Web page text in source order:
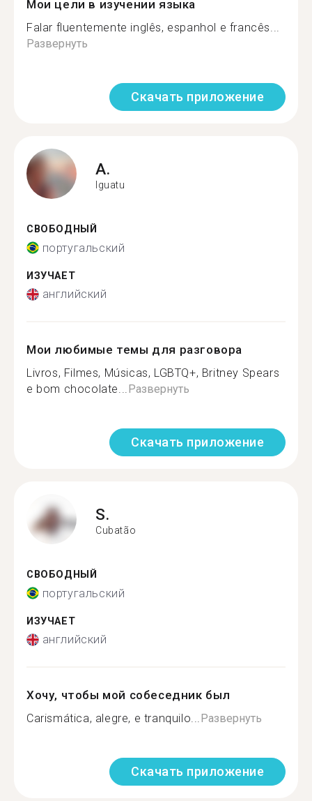
Мои цели в изучении языка
Falar fluentemente inglês, espanhol e francês...
Развернуть
Скачать приложение
A.
Iguatu
СВОБОДНЫЙ
португальский
ИЗУЧАЕТ
английский
Мои любимые темы для разговора
Livros, Filmes, Músicas, LGBTQ+, Britney Spears
e bom chocolate...Развернуть
Скачать приложение
S.
Cubatão
СВОБОДНЫЙ
португальский
ИЗУЧАЕТ
английский
Хочу, чтобы мой собеседник был
Carismática, alegre, e tranquilo...Развернуть
Скачать приложение